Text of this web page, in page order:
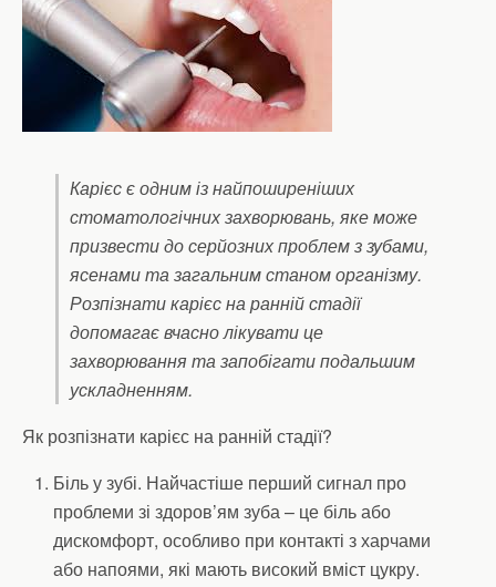
Карієс є одним із найпоширеніших
стоматологічних захворювань, яке може
призвести до серйозних проблем з зубами,
ясенами та загальним станом організму.
Розпізнати карієс на ранній стадії
допомагає вчасно лікувати це
захворювання та запобігати подальшим
ускладненням.
Як розпізнати карієс на ранній стадії?
Біль у зубі. Найчастіше перший сигнал про
проблеми зі здоров’ям зуба – це біль або
дискомфорт, особливо при контакті з харчами
або напоями, які мають високий вміст цукру.